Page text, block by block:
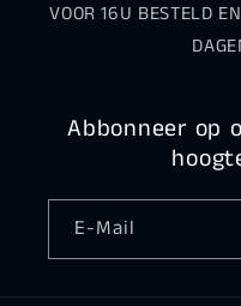
VOOR 16U BESTELD
Abbonneer op
E-Mail